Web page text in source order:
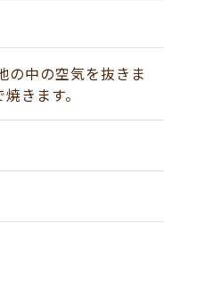
の中の空気を抜きま
きます。